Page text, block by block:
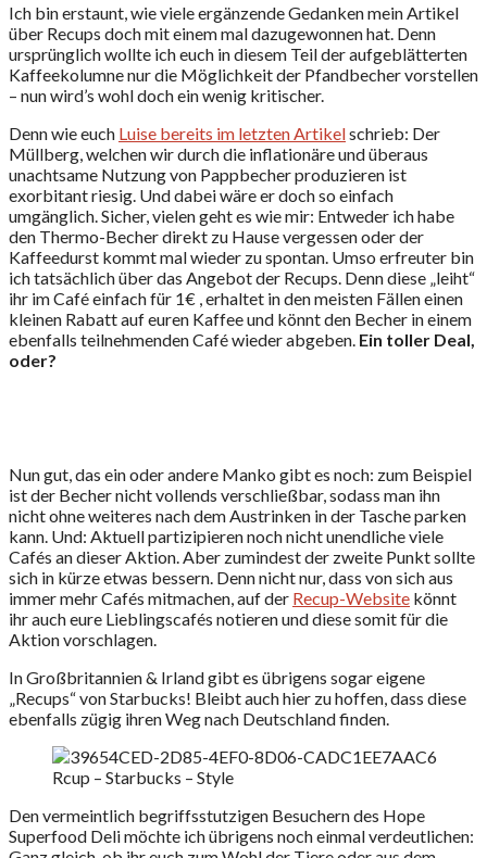
Ich bin erstaunt, wie viele ergänzende Gedanken mein Artikel
über Recups doch mit einem mal dazugewonnen hat. Denn
ursprünglich wollte ich euch in diesem Teil der aufgeblätterten
Kaffeekolumne nur die Möglichkeit der Pfandbecher vorstellen
– nun wird’s wohl doch ein wenig kritischer.
Denn wie euch Luise bereits im letzten Artikelschrieb: Der
Müllberg, welchen wir durch die inflationäre und überaus
unachtsame Nutzung von Pappbecher produzieren ist
exorbitant riesig. Und dabei wäre er doch so einfach
umgänglich. Sicher, vielen geht es wie mir: Entweder ich habe
den Thermo-Becher direkt zu Hause vergessen oder der
Kaffeedurst kommt mal wieder zu spontan. Umso erfreuter bin
ich tatsächlich über das Angebot der Recups. Denn diese „leiht“
ihr im Café einfach für 1€ , erhaltet in den meisten Fällen einen
kleinen Rabatt auf euren Kaffee und könnt den Becher in einem
ebenfalls teilnehmenden Café wieder abgeben. Ein toller Deal,
oder?
Nun gut, das ein oder andere Manko gibt es noch: zum Beispiel
ist der Becher nicht vollends verschließbar, sodass man ihn
nicht ohne weiteres nach dem Austrinken in der Tasche parken
kann. Und: Aktuell partizipieren noch nicht unendliche viele
Cafés an dieser Aktion. Aber zumindest der zweite Punkt sollte
sich in kürze etwas bessern. Denn nicht nur, dass von sich aus
immer mehr Cafés mitmachen, auf der Recup-Website könnt
ihr auch eure Lieblingscafés notieren und diese somit für die
Aktion vorschlagen.
In Großbritannien & Irland gibt es übrigens sogar eigene
„Recups“ von Starbucks! Bleibt auch hier zu hoffen, dass diese
ebenfalls zügig ihren Weg nach Deutschland finden.
Rcup – Starbucks – Style
Den vermeintlich begriffsstutzigen Besuchern des Hope
Superfood Deli möchte ich übrigens noch einmal verdeutlichen: